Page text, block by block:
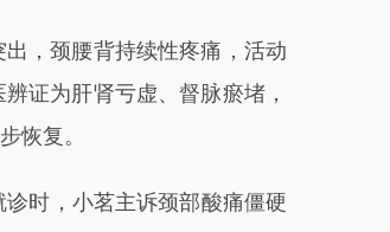
，颈腰背持续性疼痛，活动
证为肝肾亏虚、督脉瘀堵，
恢复。
时，小茗主诉颈部酸痛僵硬